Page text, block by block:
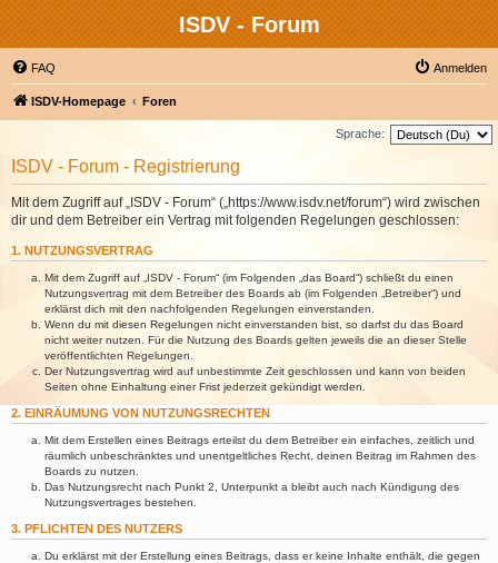
ISDV - Forum
FAQ Anmelden
ISDV-Homepage Foren
Sprache:
ISDV - Forum - Registrierung
Mit dem Zugriff auf „ISDV - Forum“ („https://www.isdv.net/forum“) wird zwischen
dir und dem Betreiber ein Vertrag mit folgenden Regelungen geschlossen:
1. NUTZUNGSVERTRAG
Mit dem Zugriff auf „ISDV - Forum“ (im Folgenden „das Board“) schließt du einen
Nutzungsvertrag mit dem Betreiber des Boards ab (im Folgenden „Betreiber“) und
erklärst dich mit den nachfolgenden Regelungen einverstanden.
Wenn du mit diesen Regelungen nicht einverstanden bist, so darfst du das Board
nicht weiter nutzen. Für die Nutzung des Boards gelten jeweils die an dieser Stelle
veröffentlichten Regelungen.
Der Nutzungsvertrag wird auf unbestimmte Zeit geschlossen und kann von beiden
Seiten ohne Einhaltung einer Frist jederzeit gekündigt werden.
2. EINRÄUMUNG VON NUTZUNGSRECHTEN
Mit dem Erstellen eines Beitrags erteilst du dem Betreiber ein einfaches, zeitlich und
räumlich unbeschränktes und unentgeltliches Recht, deinen Beitrag im Rahmen des
Boards zu nutzen.
Das Nutzungsrecht nach Punkt 2, Unterpunkt a bleibt auch nach Kündigung des
Nutzungsvertrages bestehen.
3. PFLICHTEN DES NUTZERS
Du erklärst mit der Erstellung eines Beitrags, dass er keine Inhalte enthält, die gegen